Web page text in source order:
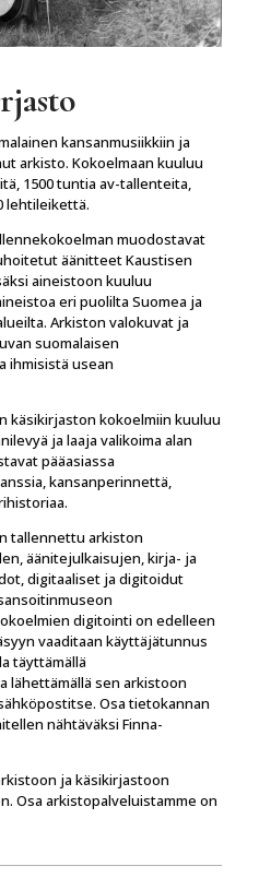
kansanmusiikkiin ja
arkisto. Kokoelmaan kuuluu
1500 tuntia av-tallenteita,
lehtileikettä.
muodostavat
äänitteet Kaustisen
aineistoon kuuluu
eri puolilta Suomea ja
Arkiston valokuvat ja
suomalaisen
ihmisistä usean
käsikirjaston kokoelmiin kuuluu
ja laaja valikoima alan
pääasiassa
kansanperinnettä,
tallennettu arkiston
äänitejulkaisujen, kirja- ja
digitaaliset ja digitoidut
digitointi on edelleen
vaaditaan käyttäjätunnus
täyttämällä
lähettämällä sen arkistoon
Osa tietokannan
nähtäväksi Finna-
ja käsikirjastoon
Osa arkistopalveluistamme on